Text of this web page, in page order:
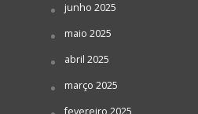
junho 2025
maio 2025
abril 2025
março 2025